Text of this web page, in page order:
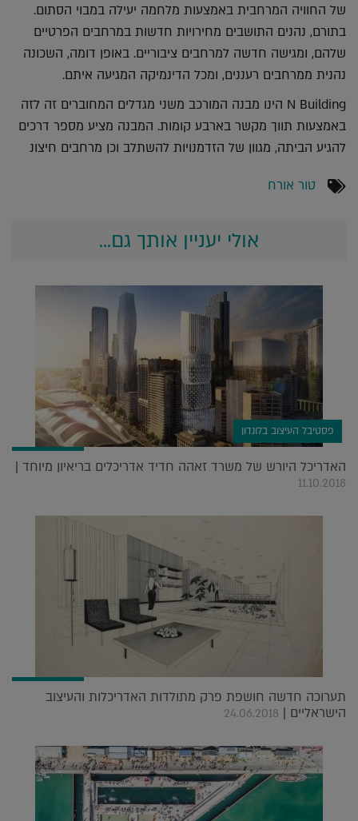
של החוויה המרחבית באמצעות מלחמה יעילה במבוי הסתום.
בתורם, נהנים התושבים מחירויות חדשות במרחבים הפרטיים
שלהם, ומגישה חדשה למרחבים ציבוריים. באופן דומה, השכונה
נהנית ממרחבים רעננים, ומכל הדינמיקה המגיעה איתם.
N Building הינו מבנה המורכב משני מגדלים המחוברים זה לזה
באמצעות תווך מקשר בארבע קומות. המבנה מציע מספר דרכים
להגיע הביתה, מגוון של הזדמנויות להשתלב וכן מרחבים חיצונ
טור אורח
אולי יעניין אותך גם...
פסטיבל העיצוב בלונדון
האדריכל היורש של משרד זאהה חדיד אדריכלים בריאיון מיוחד |
11.10.2018
תערוכה חדשה חושפת פרק מתולדות האדריכלות והעיצוב
הישראליים | 24.06.2018